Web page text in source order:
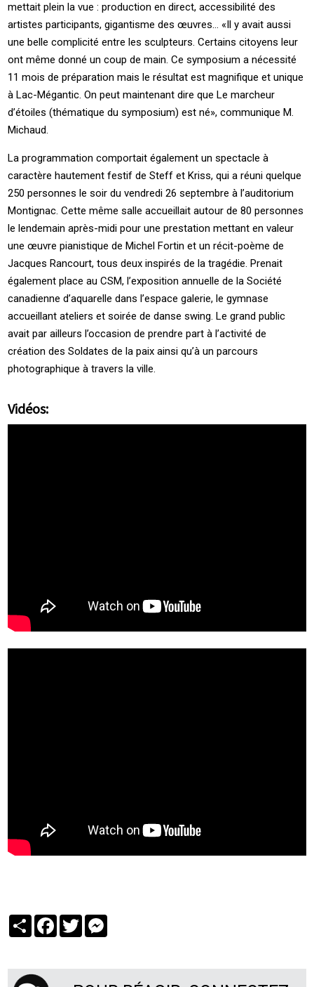
mettait plein la vue : production en direct, accessibilité des
artistes participants, gigantisme des œuvres… «Il y avait aussi
une belle complicité entre les sculpteurs. Certains citoyens leur
ont même donné un coup de main. Ce symposium a nécessité
11 mois de préparation mais le résultat est magnifique et unique
à Lac-Mégantic. On peut maintenant dire que Le marcheur
d’étoiles (thématique du symposium) est né», communique M.
Michaud.
La programmation comportait également un spectacle à
caractère hautement festif de Steff et Kriss, qui a réuni quelque
250 personnes le soir du vendredi 26 septembre à l’auditorium
Montignac. Cette même salle accueillait autour de 80 personnes
le lendemain après-midi pour une prestation mettant en valeur
une œuvre pianistique de Michel Fortin et un récit-poème de
Jacques Rancourt, tous deux inspirés de la tragédie. Prenait
également place au CSM, l’exposition annuelle de la Société
canadienne d’aquarelle dans l’espace galerie, le gymnase
accueillant ateliers et soirée de danse swing. Le grand public
avait par ailleurs l’occasion de prendre part à l’activité de
création des Soldates de la paix ainsi qu’à un parcours
photographique à travers la ville.
Vidéos:
PartagerFacebook
Twitter